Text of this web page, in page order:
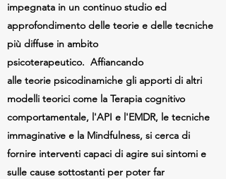
impegnata in un continuo studio ed
approfondimento delle teorie e delle tecniche
più diffuse in ambito
psicoterapeutico. Affiancando
alle teorie psicodinamiche gli apporti di altri
modelli teorici come la Terapia cognitivo
comportamentale, l'API e l'EMDR, le tecniche
immaginative e la Mindfulness, si cerca di
fornire interventi capaci di agire sui sintomi e
sulle cause sottostanti per poter far